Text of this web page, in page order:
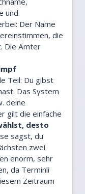
und
Der Name
die
Die Ämter
Teil: Du gibst
Das System
deine
gilt die einfache
desto
sagst, du
zwei
enorm, sehr
da Terminli
Zeitraum